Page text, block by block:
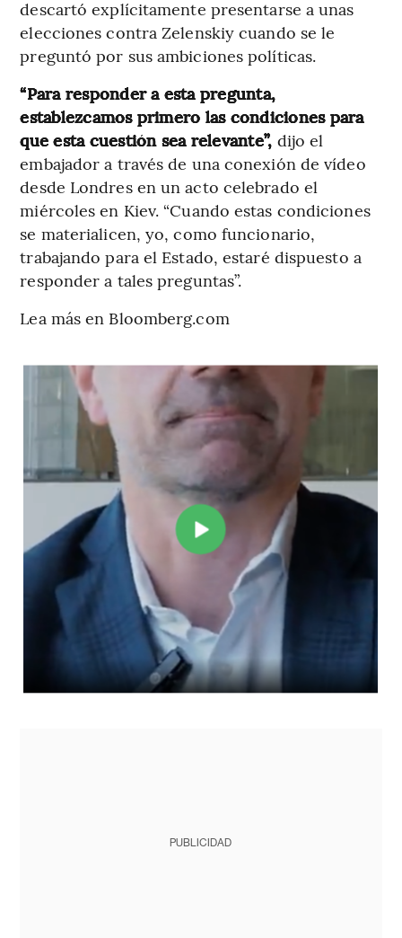
descartó explícitamente presentarse a unas
elecciones contra Zelenskiy cuando se le
preguntó por sus ambiciones políticas.
“Para responder a esta pregunta,
establezcamos primero las condiciones para
que esta cuestión sea relevante”, dijo el
embajador a través de una conexión de vídeo
desde Londres en un acto celebrado el
miércoles en Kiev. “Cuando estas condiciones
se materialicen, yo, como funcionario,
trabajando para el Estado, estaré dispuesto a
responder a tales preguntas”.
Lea más en Bloomberg.com
PUBLICIDAD